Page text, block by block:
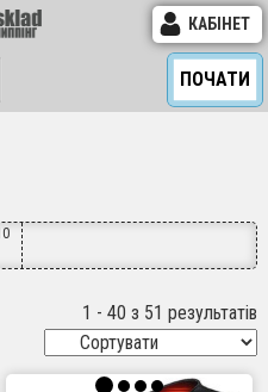
КАБІНЕТ
ПОЧАТИ
1 - 40 з 51 результатів